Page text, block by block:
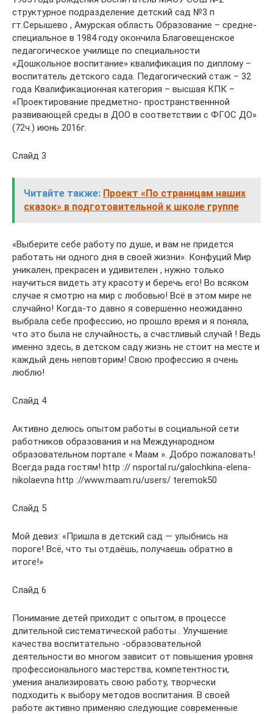
структурное подразделение детский сад №3 п
гт.Серышево , Амурская область Образование – средне-
специальное в 1984 году окончила Благовещенское
педагогическое училище по специальности
«Дошкольное воспитание» квалификация по диплому –
воспитатель детского сада. Педагогический стаж – 32
года Квалификационная категория – высшая КПК –
«Проектирование предметно- пространственнной
развивающей среды в ДОО в соответствии с ФГОС ДО»
(72ч.) июнь 2016г.
Слайд 3
Читайте также: Проект «По страницам наших
сказок» в подготовительной к школе группе
«Выберите себе работу по душе, и вам не придется
работать ни одного дня в своей жизни». Конфуций Мир
уникален, прекрасен и удивителен , нужно только
научиться видеть эту красоту и беречь его! Во всяком
случае я смотрю на мир с любовью! Всё в этом мире не
случайно! Когда-то давно я совершенно неожиданно
выбрала себе профессию, но прошло время и я поняла,
что это была не случайность, а счастливый случай ! Ведь
именно здесь, в детском саду жизнь не стоит на месте и
каждый день неповторим! Свою профессию я очень
люблю!
Слайд 4
Активно делюсь опытом работы в социальной сети
работников образования и на Международном
образовательном портале « Маам ». Добро пожаловать!
Всегда рада гостям! http :// nsportal.ru/galochkina-elena-
nikolaevna http ://www.maam.ru/users/ teremok50
Слайд 5
Мой девиз: «Пришла в детский сад — улыбнись на
пороге! Всё, что ты отдаёшь, получаешь обратно в
итоге!»
Слайд 6
Понимание детей приходит с опытом, в процессе
длительной систематической работы . Улучшение
качества воспитательно -образовательной
деятельности во многом зависит от повышения уровня
профессионального мастерства, компетентности,
умения анализировать свою работу, творчески
подходить к выбору методов воспитания. В своей
работе активно применяю следующие современные